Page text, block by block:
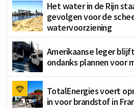
Het water in de Rijn
gevolgen voor de
watervoorziening
Amerikaanse leger
ondanks plannen voor
TotalEnergies voert
in voor brandstof in